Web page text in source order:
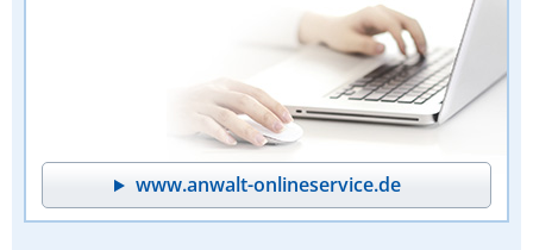
www.anwalt-onlineservice.de